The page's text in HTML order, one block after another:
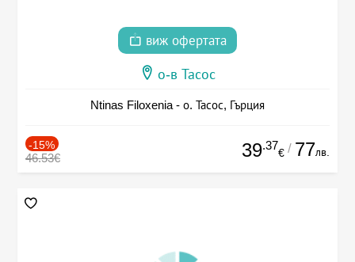
виж офертата
о-в Тасос
Ntinas Filoxenia - о. Тасос, Гърция
-15%
46.53€ 39.37
€ / 77лв.